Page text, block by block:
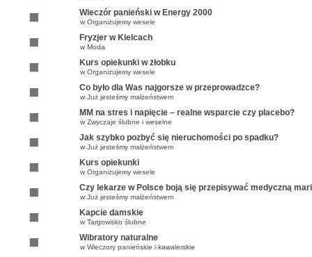
Wieczór panieński w Energy 2000
w Organizujemy wesele
Fryzjer w Kielcach
w Moda
Kurs opiekunki w żłobku
w Organizujemy wesele
Co było dla Was najgorsze w przeprowadzce?
w Już jesteśmy małżeństwem
MM na stres i napięcie – realne wsparcie czy placebo?
w Zwyczaje ślubne i weselne
Jak szybko pozbyć się nieruchomości po spadku?
w Już jesteśmy małżeństwem
Kurs opiekunki
w Organizujemy wesele
Czy lekarze w Polsce boją się przepisywać medyczną
w Już jesteśmy małżeństwem
Kapcie damskie
w Targowisko ślubne
Wibratory naturalne
w Wieczory panieńskie i kawalerskie